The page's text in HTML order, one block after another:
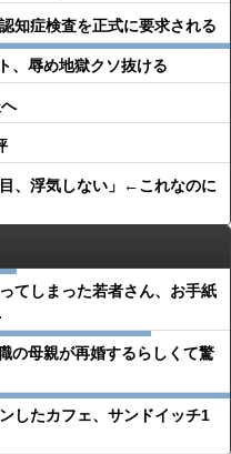
知症検査を正式に要求される
、辱め地獄クソ抜ける
、浮気しない」←これなのに
てしまった若者さん、お手紙
の母親が再婚するらしくて驚
したカフェ、サンドイッチ1